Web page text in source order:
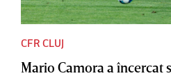
CFR CLUJ
Mario Camora a încercat